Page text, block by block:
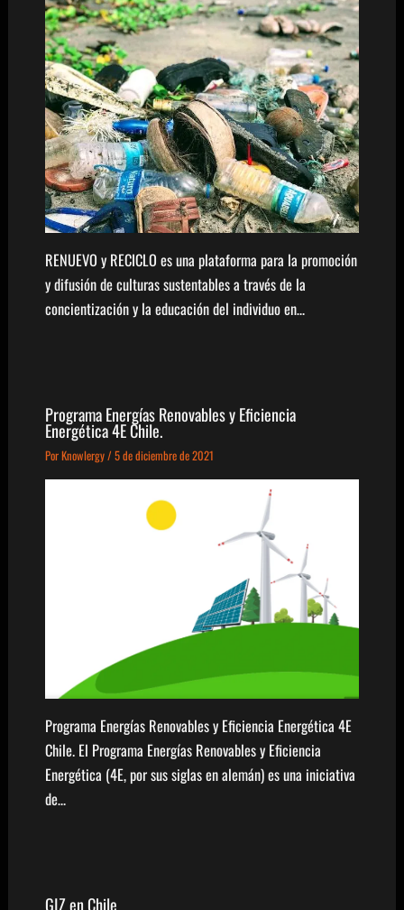
RENUEVO y RECICLO es una plataforma para la promoción
y difusión de culturas sustentables a través de la
concientización y la educación del individuo en…
Programa Energías Renovables y Eficiencia
Energética 4E Chile.
PorKnowlergy/ 5 de diciembre de 2021
Programa Energías Renovables y Eficiencia Energética 4E
Chile. El Programa Energías Renovables y Eficiencia
Energética (4E, por sus siglas en alemán) es una iniciativa
de…
GIZ en Chile